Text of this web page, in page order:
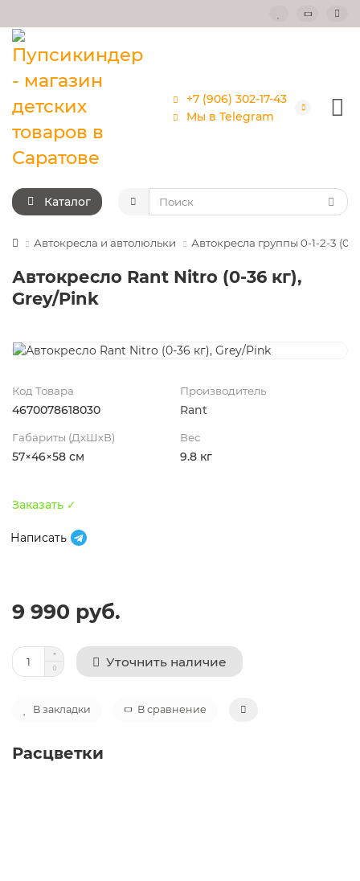
+7 (906) 302-17-43
Мы в Telegram
Каталог
Автокресла и автолюльки Автокресла группы 0-1-2-3 (0-
Автокресло Rant Nitro (0-36 кг),
Grey/Pink
Код Товара
4670078618030
Производитель
Rant
Габариты (ДхШхВ)
57×46×58 см
Вес
9.8 кг
Заказать ✓
Написать
9 990 руб.
Уточнить наличие
В закладки В сравнение
Расцветки